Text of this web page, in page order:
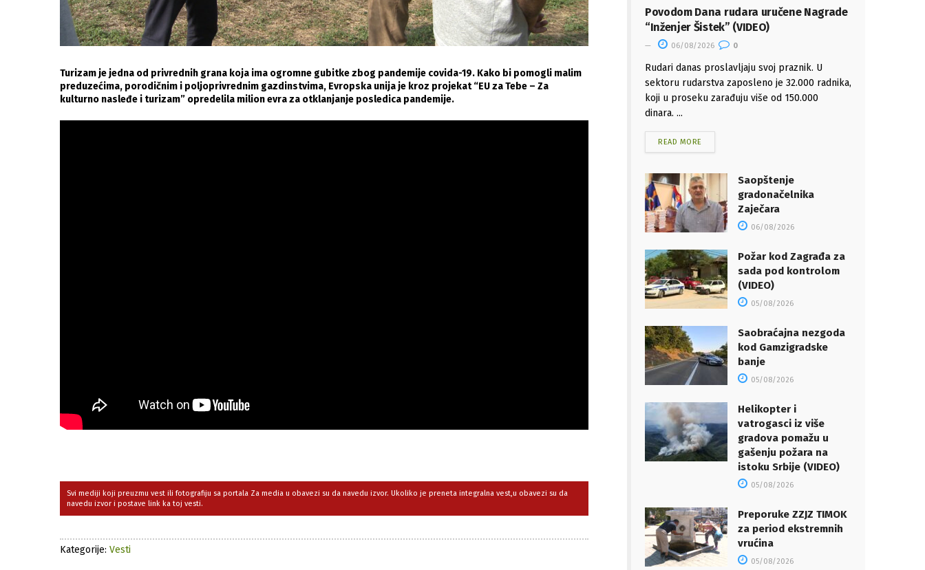
Turizam je jedna od privrednih grana koja ima ogromne gubitke zbog pandemije covida-19. Kako bi pomogli malim
preduzećima, porodičnim i poljoprivrednim gazdinstvima, Evropska unija je kroz projekat “EU za Tebe – Za
kulturno nasleđe i turizam” opredelila milion evra za otklanjanje posledica pandemije.
Svi mediji koji preuzmu vest ili fotografiju sa portala Za media u obavezi su da navedu izvor. Ukoliko je preneta integralna vest,u obavezi su da
navedu izvor i postave link ka toj vesti.
Kategorije: Vesti
Povodom Dana rudara uručene Nagrade
“Inženjer Šistek” (VIDEO)
06/08/2026 0
Rudari danas proslavljaju svoj praznik. U
sektoru rudarstva zaposleno je 32.000 radnika,
koji u proseku zarađuju više od 150.000
dinara. ...
READ MORE
Saopštenje
gradonačelnika
Zaječara
06/08/2026
Požar kod Zagrađa za
sada pod kontrolom
(VIDEO)
05/08/2026
Saobraćajna nezgoda
kod Gamzigradske
banje
05/08/2026
Helikopter i
vatrogasci iz više
gradova pomažu u
gašenju požara na
istoku Srbije (VIDEO)
05/08/2026
Preporuke ZZJZ TIMOK
za period ekstremnih
vrućina
05/08/2026